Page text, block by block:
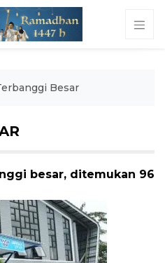
Besar
besar, ditemukan 96